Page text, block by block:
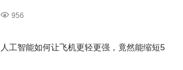
956
人工智能如何让飞机更轻更强，竟然能缩短5